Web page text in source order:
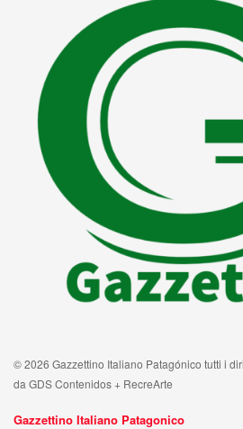
© 2026 Gazzettino Italiano Patagónico tutti i
da GDS Contenidos + RecreArte
Gazzettino Italiano Patagonico